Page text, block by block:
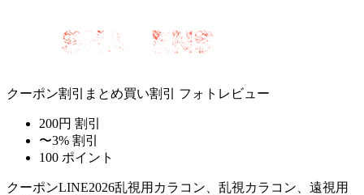
クーポン割引 まとめ買い割引 フォトレビュー
200円 割引
〜3% 割引
100 ポイント
クーポンLINE2026乱視用カラコン、乱視カラコン、遠視用